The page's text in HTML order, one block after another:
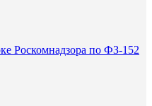
Роскомнадзора по ФЗ-152